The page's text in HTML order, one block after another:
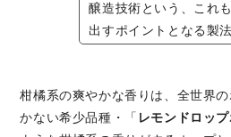
醸造技術という、これ
出すポイントとなる製
柑橘系の爽やかな香りは、全世界
かない希少品種・「 レモンドロッ